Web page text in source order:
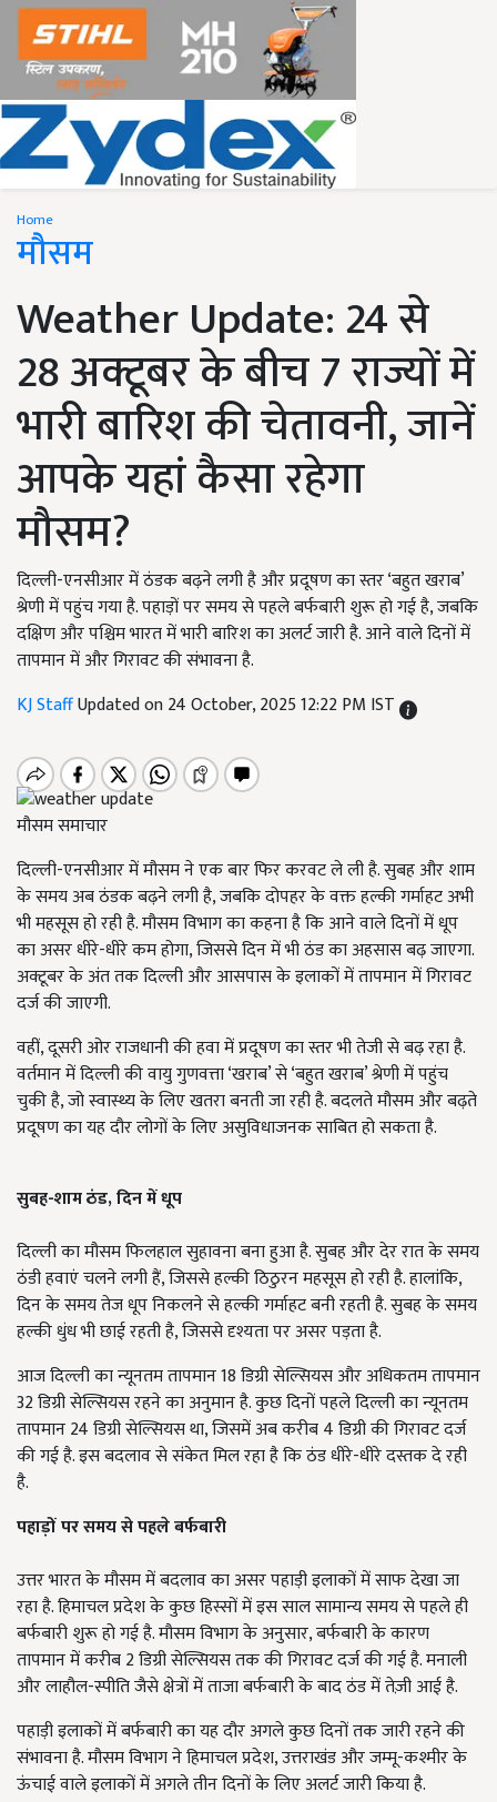
Home
मौसम
Weather Update: 24 से
28 अक्टूबर के बीच 7 राज्यों में
भारी बारिश की चेतावनी, जानें
आपके यहां कैसा रहेगा
मौसम?
दिल्ली-एनसीआर में ठंडक बढ़ने लगी है और प्रदूषण का स्तर ‘बहुत खराब’
श्रेणी में पहुंच गया है. पहाड़ों पर समय से पहले बर्फबारी शुरू हो गई है, जबकि
दक्षिण और पश्चिम भारत में भारी बारिश का अलर्ट जारी है. आने वाले दिनों में
तापमान में और गिरावट की संभावना है.
KJ StaffUpdated on 24 October, 2025 12:22 PM IST
मौसम समाचार
दिल्ली-एनसीआर में मौसम ने एक बार फिर करवट ले ली है. सुबह और शाम
के समय अब ठंडक बढ़ने लगी है, जबकि दोपहर के वक्त हल्की गर्माहट अभी
भी महसूस हो रही है. मौसम विभाग का कहना है कि आने वाले दिनों में धूप
का असर धीरे-धीरे कम होगा, जिससे दिन में भी ठंड का अहसास बढ़ जाएगा.
अक्टूबर के अंत तक दिल्ली और आसपास के इलाकों में तापमान में गिरावट
दर्ज की जाएगी.
वहीं, दूसरी ओर राजधानी की हवा में प्रदूषण का स्तर भी तेजी से बढ़ रहा है.
वर्तमान में दिल्ली की वायु गुणवत्ता ‘खराब’ से ‘बहुत खराब’ श्रेणी में पहुंच
चुकी है, जो स्वास्थ्य के लिए खतरा बनती जा रही है. बदलते मौसम और बढ़ते
प्रदूषण का यह दौर लोगों के लिए असुविधाजनक साबित हो सकता है.
सुबह-शाम ठंड,दिन में धूप
दिल्ली का मौसम फिलहाल सुहावना बना हुआ है. सुबह और देर रात के समय
ठंडी हवाएं चलने लगी हैं, जिससे हल्की ठिठुरन महसूस हो रही है. हालांकि,
दिन के समय तेज धूप निकलने से हल्की गर्माहट बनी रहती है. सुबह के समय
हल्की धुंध भी छाई रहती है, जिससे दृश्यता पर असर पड़ता है.
आज दिल्ली का न्यूनतम तापमान 18 डिग्री सेल्सियस और अधिकतम तापमान
32 डिग्री सेल्सियस रहने का अनुमान है. कुछ दिनों पहले दिल्ली का न्यूनतम
तापमान 24 डिग्री सेल्सियस था, जिसमें अब करीब 4 डिग्री की गिरावट दर्ज
की गई है. इस बदलाव से संकेत मिल रहा है कि ठंड धीरे-धीरे दस्तक दे रही
है.
पहाड़ों पर समय से पहले बर्फबारी
उत्तर भारत के मौसम में बदलाव का असर पहाड़ी इलाकों में साफ देखा जा
रहा है. हिमाचल प्रदेश के कुछ हिस्सों में इस साल सामान्य समय से पहले ही
बर्फबारी शुरू हो गई है. मौसम विभाग के अनुसार, बर्फबारी के कारण
तापमान में करीब 2 डिग्री सेल्सियस तक की गिरावट दर्ज की गई है. मनाली
और लाहौल-स्पीति जैसे क्षेत्रों में ताजा बर्फबारी के बाद ठंड में तेज़ी आई है.
पहाड़ी इलाकों में बर्फबारी का यह दौर अगले कुछ दिनों तक जारी रहने की
संभावना है. मौसम विभाग ने हिमाचल प्रदेश, उत्तराखंड और जम्मू-कश्मीर के
ऊंचाई वाले इलाकों में अगले तीन दिनों के लिए अलर्ट जारी किया है.